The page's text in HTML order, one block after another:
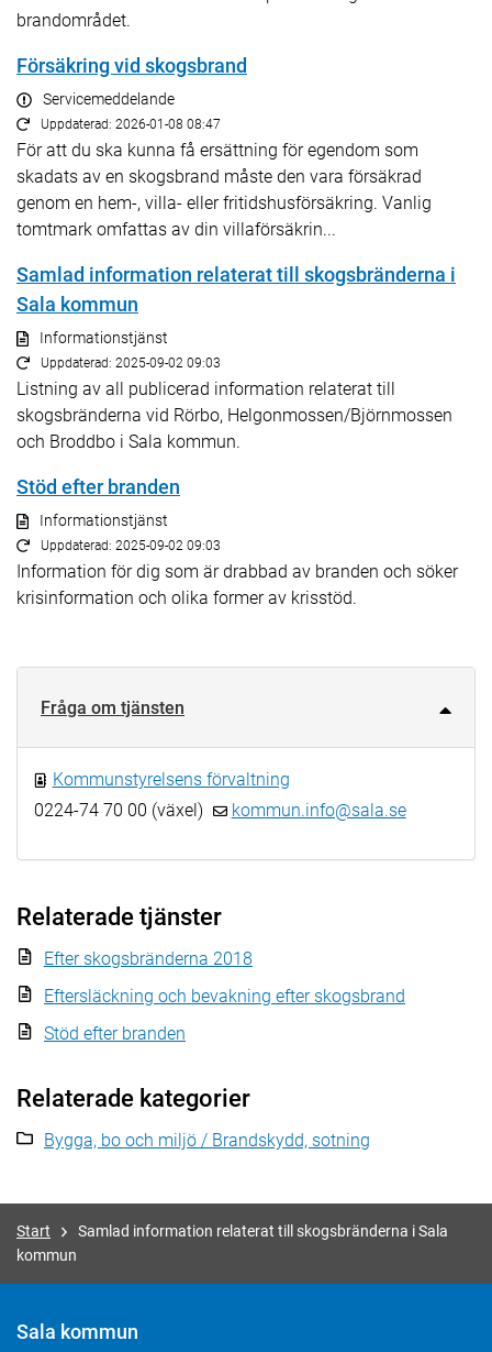
brandområdet.
Försäkring vid skogsbrand
Servicemeddelande
Uppdaterad: 2026-01-08 08:47
För att du ska kunna få ersättning för egendom som
skadats av en skogsbrand måste den vara försäkrad
genom en hem-, villa- eller fritidshusförsäkring. Vanlig
tomtmark omfattas av din villaförsäkrin...
Samlad information relaterat till skogsbränderna i
Sala kommun
Informationstjänst
Uppdaterad: 2025-09-02 09:03
Listning av all publicerad information relaterat till
skogsbränderna vid Rörbo, Helgonmossen/Björnmossen
och Broddbo i Sala kommun.
Stöd efter branden
Informationstjänst
Uppdaterad: 2025-09-02 09:03
Information för dig som är drabbad av branden och söker
krisinformation och olika former av krisstöd.
Fråga om tjänsten
Kommunstyrelsens förvaltning
0224-74 70 00 (växel)
kommun.info@sala.se
Relaterade tjänster
Efter skogsbränderna 2018
Eftersläckning och bevakning efter skogsbrand
Stöd efter branden
Relaterade kategorier
Bygga, bo och miljö / Brandskydd, sotning
Start
Samlad information relaterat till skogsbränderna i Sala
kommun
Sala kommun